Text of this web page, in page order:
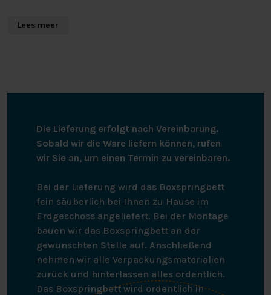
Lees meer
Die Lieferung erfolgt nach Vereinbarung.
Sobald wir die Ware liefern können, rufen
wir Sie an, um einen Termin zu vereinbaren.
Bei der Lieferung wird das Boxspringbett
fein säuberlich bei Ihnen zu Hause im
Erdgeschoss angeliefert. Bei der Montage
bauen wir das Boxspringbett an der
gewünschten Stelle auf. Anschließend
nehmen wir alle Verpackungsmaterialien
zurück und hinterlassen alles ordentlich.
Das Boxspringbett wird ordentlich in